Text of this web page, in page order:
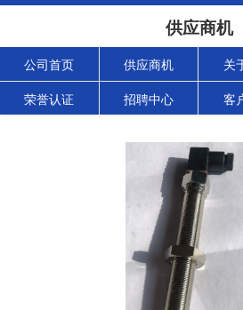
供应商机
公司首页 供应商机 关
荣誉认证 招聘中心 客